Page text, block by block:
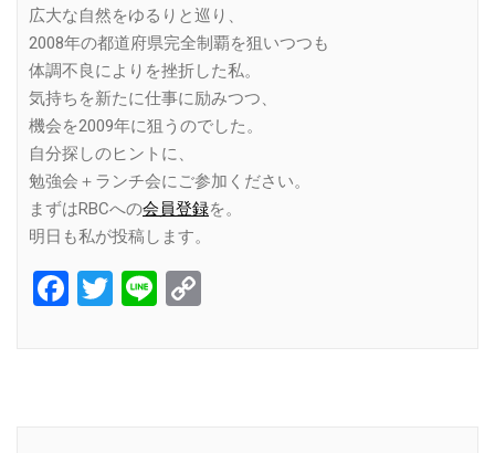
広大な自然をゆるりと巡り、
2008年の都道府県完全制覇を狙いつつも
体調不良によりを挫折した私。
気持ちを新たに仕事に励みつつ、
機会を2009年に狙うのでした。
自分探しのヒントに、
勉強会＋ランチ会にご参加ください。
まずはRBCへの会員登録を。
明日も私が投稿します。
Facebook
Twitter
Line